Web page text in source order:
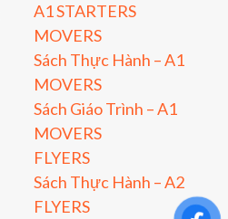
A1 STARTERS
MOVERS
Sách Thực Hành – A1
MOVERS
Sách Giáo Trình – A1
MOVERS
FLYERS
Sách Thực Hành – A2
FLYERS